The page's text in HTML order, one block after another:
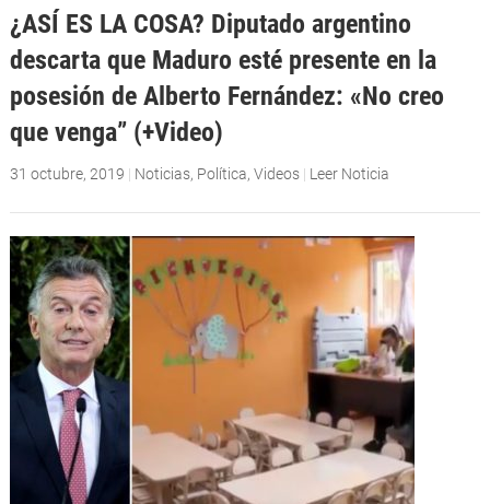
¿ASÍ ES LA COSA? Diputado argentino
descarta que Maduro esté presente en la
posesión de Alberto Fernández: «No creo
que venga” (+Video)
31 octubre, 2019 | Noticias, Política, Videos | Leer Noticia